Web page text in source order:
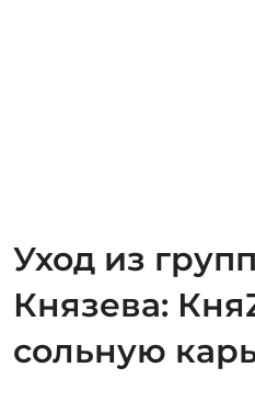
Уход из
Князева:
сольную